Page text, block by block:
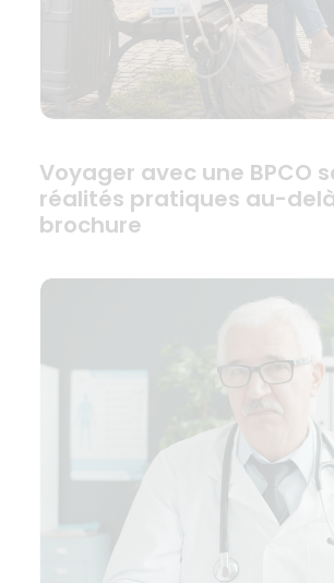
Voyager avec une BPCO
réalités pratiques au-
brochure